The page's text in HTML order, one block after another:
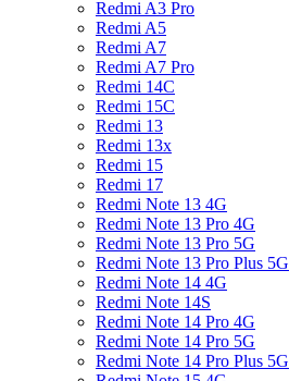
Redmi A3 Pro
Redmi A5
Redmi A7
Redmi A7 Pro
Redmi 14C
Redmi 15C
Redmi 13
Redmi 13x
Redmi 15
Redmi 17
Redmi Note 13 4G
Redmi Note 13 Pro 4G
Redmi Note 13 Pro 5G
Redmi Note 13 Pro Plus 5G
Redmi Note 14 4G
Redmi Note 14S
Redmi Note 14 Pro 4G
Redmi Note 14 Pro 5G
Redmi Note 14 Pro Plus 5G